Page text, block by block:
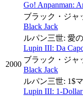
Go! Anpanman:
ブラック・ジャ
Black Jack
ルパン三世: 愛
Lupin III: Da
2000
ブラック・ジャ
Black Jack
ルパン三世: 1$
Lupin III: 1-